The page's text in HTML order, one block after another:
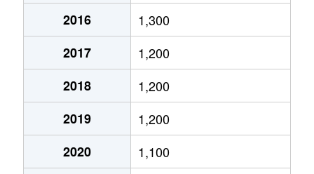
390万円
長高野
53万円
46万円
小野崎
3,000万円
小野崎
9,700万円
2016
1,300
2017
1,200
2018
1,200
2019
1,200
2020
1,100